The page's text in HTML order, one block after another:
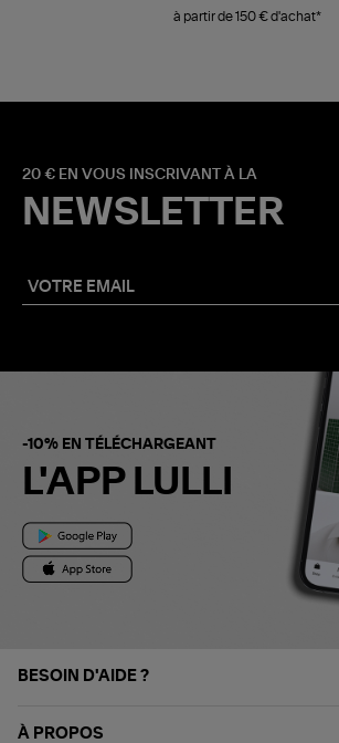
à partir de 150 € d'achat*
20 € EN VOUS INSCRIVANT À LA
NEWSLETTER
-10% EN TÉLÉCHARGEANT
L'APP LULLI
BESOIN D'AIDE ?
À PROPOS